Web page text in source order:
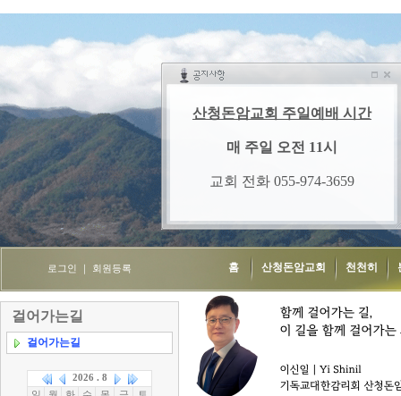
로그인 회원등록 홈 산청돈암교회 천천히
걸어가는길
걸어가는길